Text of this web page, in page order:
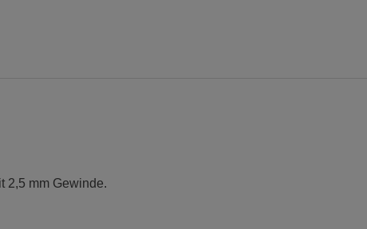
2,5 mm Gewinde.